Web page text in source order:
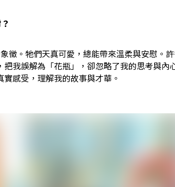
徵。牠們天真可愛，總能帶來溫柔與安慰。
我誤解為「花瓶」，卻忽略了我的思考與內
感受，理解我的故事與才華。